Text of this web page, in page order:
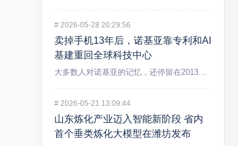
# 2026-05-28 20:29:56
卖掉手机13年后，诺基亚靠专利和AI
基建重回全球科技中心
大多数人对诺基亚的记忆，还停留在2013年出售手机业务后逐渐...
# 2026-05-21 13:09:44
山东炼化产业迈入智能新阶段 省内
首个垂类炼化大模型在潍坊发布